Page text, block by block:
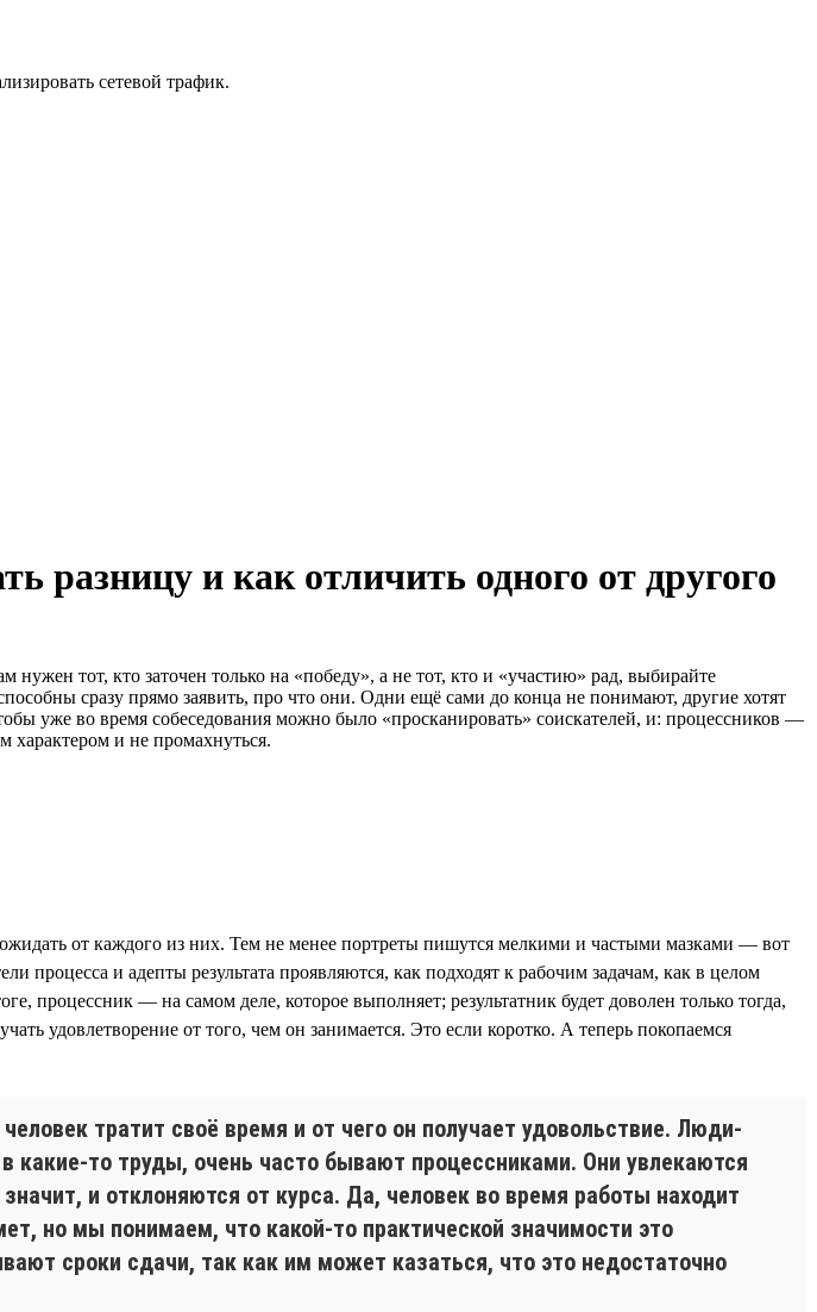
сетевой трафик.
разницу и как отличить одного от другого
тот, кто заточен только на «победу», а не тот, кто и «участию» рад, выбирайте
сразу прямо заявить, про что они. Одни ещё сами до конца не понимают, другие хотят
уже во время собеседования можно было «просканировать» соискателей, и: процессников —
характером и не промахнуться.
от каждого из них. Тем не менее портреты пишутся мелкими и частыми мазками — вот
процесса и адепты результата проявляются, как подходят к рабочим задачам, как в целом
процессник — на самом деле, которое выполняет; результатник будет доволен только тогда,
удовлетворение от того, чем он занимается. Это если коротко. А теперь покопаемся
тратит своё время и от чего он получает удовольствие. Люди-
какие-то труды, очень часто бывают процессниками. Они увлекаются
и отклоняются от курса. Да, человек во время работы находит
но мы понимаем, что какой-то практической значимости это
сроки сдачи, так как им может казаться, что это недостаточно